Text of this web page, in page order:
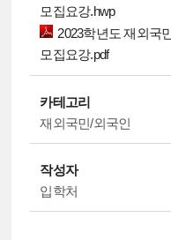
모집요강.hwp
2023학년도 재외국
모집요강.pdf
카테고리
재외국민/외국인
작성자
입학처